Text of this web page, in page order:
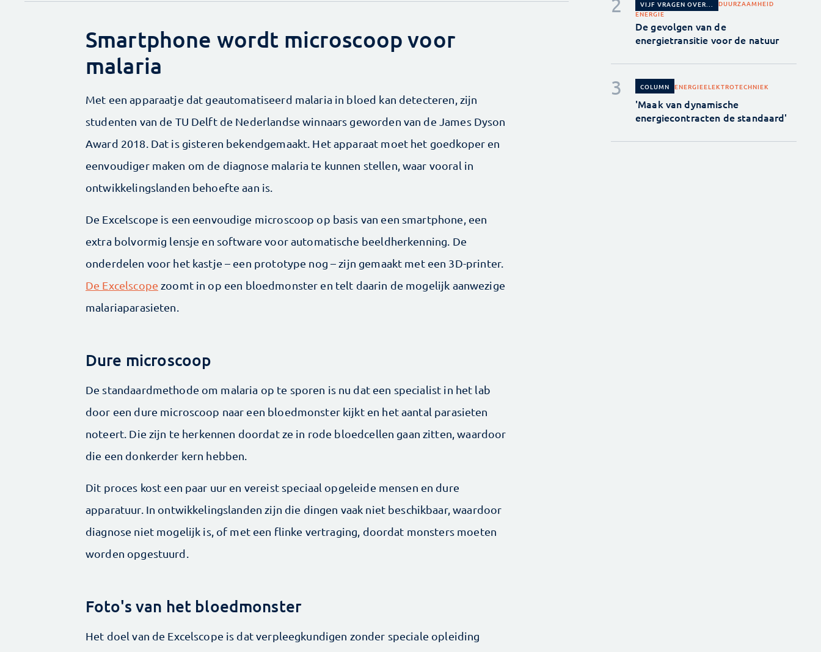
Smartphone wordt microscoop voor
malaria
Met een apparaatje dat geautomatiseerd malaria in bloed kan detecteren, zijn
studenten van de TU Delft de Nederlandse winnaars geworden van de James Dyson
Award 2018. Dat is gisteren bekendgemaakt. Het apparaat moet het goedkoper en
eenvoudiger maken om de diagnose malaria te kunnen stellen, waar vooral in
ontwikkelingslanden behoefte aan is.
De Excelscope is een eenvoudige microscoop op basis van een smartphone, een
extra bolvormig lensje en software voor automatische beeldherkenning. De
onderdelen voor het kastje – een prototype nog – zijn gemaakt met een 3D-printer.
De Excelscope zoomt in op een bloedmonster en telt daarin de mogelijk aanwezige
malariaparasieten.
Dure microscoop
De standaardmethode om malaria op te sporen is nu dat een specialist in het lab
door een dure microscoop naar een bloedmonster kijkt en het aantal parasieten
noteert. Die zijn te herkennen doordat ze in rode bloedcellen gaan zitten, waardoor
die een donkerder kern hebben.
Dit proces kost een paar uur en vereist speciaal opgeleide mensen en dure
apparatuur. In ontwikkelingslanden zijn die dingen vaak niet beschikbaar, waardoor
diagnose niet mogelijk is, of met een flinke vertraging, doordat monsters moeten
worden opgestuurd.
Foto's van het bloedmonster
Het doel van de Excelscope is dat verpleegkundigen zonder speciale opleiding
VIJF VRAGEN OVER...
DUURZAAMHEID
ENERGIE
De gevolgen van de
energietransitie voor de natuur
COLUMN ENERGIEELEKTROTECHNIEK
'Maak van dynamische
energiecontracten de standaard'